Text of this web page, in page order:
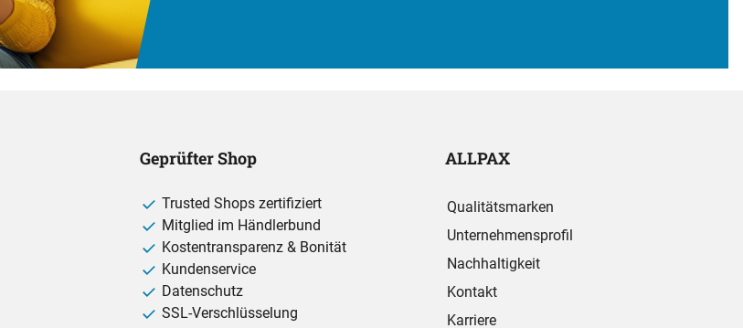
Geprüfter Shop
Trusted Shops zertifiziert
Mitglied im Händlerbund
Kostentransparenz & Bonität
Kundenservice
Datenschutz
SSL-Verschlüsselung
ALLPAX
Qualitätsmarken
Unternehmensprofil
Nachhaltigkeit
Kontakt
Karriere